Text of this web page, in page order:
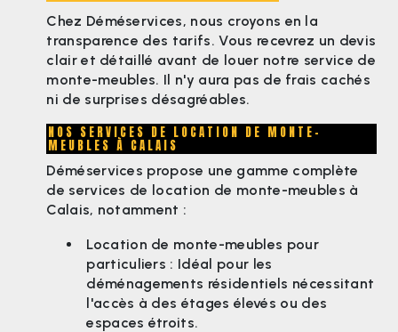
Chez Déméservices, nous croyons en la
transparence des tarifs. Vous recevrez un devis
clair et détaillé avant de louer notre service de
monte-meubles. Il n'y aura pas de frais cachés
ni de surprises désagréables.
NOS SERVICES DE LOCATION DE MONTE-
MEUBLES À CALAIS
Déméservices propose une gamme complète
de services de location de monte-meubles à
Calais, notamment :
Location de monte-meubles pour
particuliers : Idéal pour les
déménagements résidentiels nécessitant
l'accès à des étages élevés ou des
espaces étroits.